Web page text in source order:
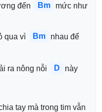
đến Bm
mức như
qua vì Bm
nhau để
ra nông nỗi D này
tay mà trong tim vẫn